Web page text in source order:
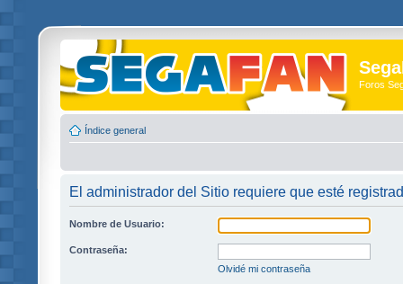
Foros
Índice general
El administrador del Sitio requiere que esté
Nombre de Usuario:
Contraseña:
Olvidé mi contraseña